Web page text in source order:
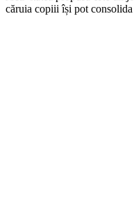
căruia copiii își pot